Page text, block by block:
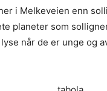
i Melkeveien enn
planeter som
når de er unge og